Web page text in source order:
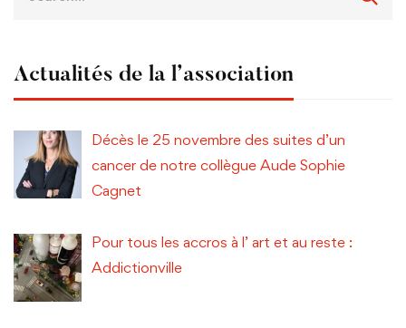
Actualités de la l’association
Décès le 25 novembre des suites d’un
cancer de notre collègue Aude Sophie
Cagnet
Pour tous les accros à l’ art et au reste :
Addictionville